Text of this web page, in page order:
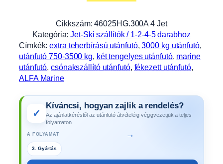
Cikkszám: 46025HG.300A 4 Jet
Kategória:Jet-Ski szállítók / 1-2-4-5 darabhoz
Címkék:extra teherbírású utánfutó, 3000 kg utánfutó
utánfutó 750-3500 kg két tengelyes utánfutó, marine
utánfutó , csónakszállító utánfutó, fékezett utánfutó
ALFA Marine
✓
Kíváncsi, hogyan zajlik a rendelés?
Az ajánlatkéréstől az utánfutó átvételéig végigvezetjük a teljes
folyamaton.
A FOLYAMAT →
3. Gyártás